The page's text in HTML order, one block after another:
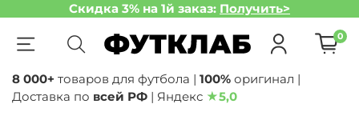
Скидка 3% на 1й заказ: Получить>
0
8 000+ товаров для футбола | 100% оригинал |
Доставка по всей РФ | Яндекс ★5,0